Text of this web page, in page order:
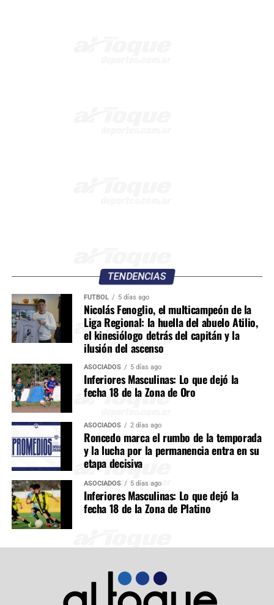
TENDENCIAS
FÚTBOL 5 días ago
Nicolás Fenoglio, el multicampeón de la
Liga Regional: la huella del abuelo Atilio,
el kinesiólogo detrás del capitán y la
ilusión del ascenso
ASOCIADOS 5 días ago
Inferiores Masculinas: Lo que dejó la
fecha 18 de la Zona de Oro
ASOCIADOS 2 días ago
Roncedo marca el rumbo de la temporada
y la lucha por la permanencia entra en su
etapa decisiva
ASOCIADOS 5 días ago
Inferiores Masculinas: Lo que dejó la
fecha 18 de la Zona de Platino